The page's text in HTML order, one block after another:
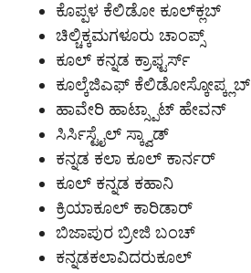
ಕೊಪ್ಪಳ ಕೆಲಿಡೋ ಕೂಲ್‌ಕ್ಲಬ್
ಚಿಲ್ಚಿಕ್ಕಮಗಳೂರು ಚಾಂಪ್ಸ್
ಕೂಲ್ ಕನ್ನಡ ಕ್ರಾಫ್ಟರ್ಸ್
ಕೂಲ್ಕೆಜಿಎಫ್ ಕೆಲಿಡೋಸ್ಕೋಪ್ಕ್ಲಬ್
ಹಾವೇರಿ ಹಾಟ್ಸ್ಪಾಟ್ ಹೇವನ್
ಸಿರ್ಸಿಸ್ಟೈಲ್ ಸ್ಕ್ವಾಡ್
ಕನ್ನಡ ಕಲಾ ಕೂಲ್ ಕಾರ್ನರ್
ಕೂಲ್ ಕನ್ನಡ ಕಹಾನಿ
ಕ್ರಿಯಾಕೂಲ್ ಕಾರಿಡಾರ್
ಬಿಜಾಪುರ ಬ್ರೀಜಿ ಬಂಚ್
ಕನ್ನಡಕಲಾವಿದರುಕೂಲ್